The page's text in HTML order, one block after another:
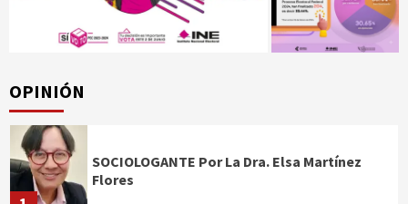
OPINIÓN
SOCIOLOGANTE Por La Dra. Elsa Martínez
Flores